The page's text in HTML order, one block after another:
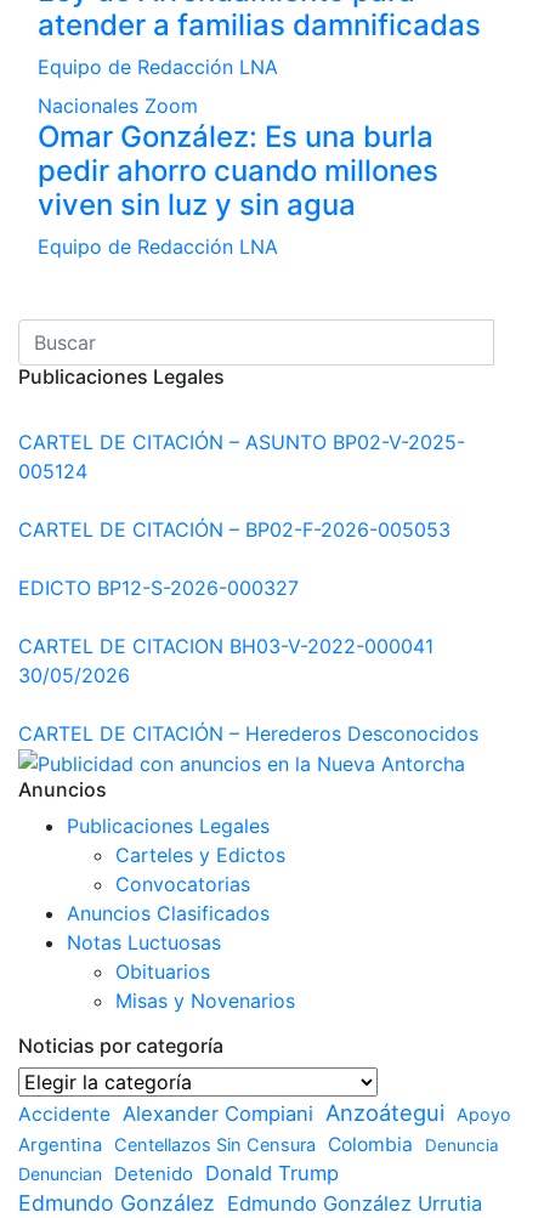
atender a familias damnificadas
Equipo de Redacción LNA
Nacionales Zoom
Omar González: Es una burla
pedir ahorro cuando millones
viven sin luz y sin agua
Equipo de Redacción LNA
Publicaciones Legales
CARTEL DE CITACIÓN – ASUNTO BP02-V-2025-
005124
CARTEL DE CITACIÓN – BP02-F-2026-005053
EDICTO BP12-S-2026-000327
CARTEL DE CITACION BH03-V-2022-000041
30/05/2026
CARTEL DE CITACIÓN – Herederos Desconocidos
Anuncios
Publicaciones Legales
Carteles y Edictos
Convocatorias
Anuncios Clasificados
Notas Luctuosas
Obituarios
Misas y Novenarios
Noticias por categoría
Noticias
por
categoría
Accidente Alexander Compiani Anzoátegui Apoyo
Argentina Centellazos Sin Censura Colombia Denuncia
Denuncian Detenido Donald Trump
Edmundo González Edmundo González Urrutia